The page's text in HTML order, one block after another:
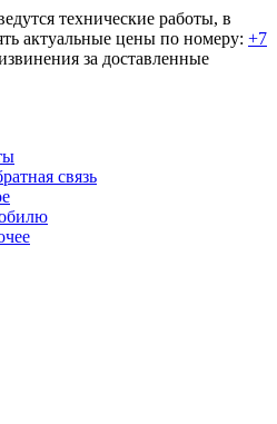
технические работы, в
актуальные цены по номеру: +7
за доставленные
связь